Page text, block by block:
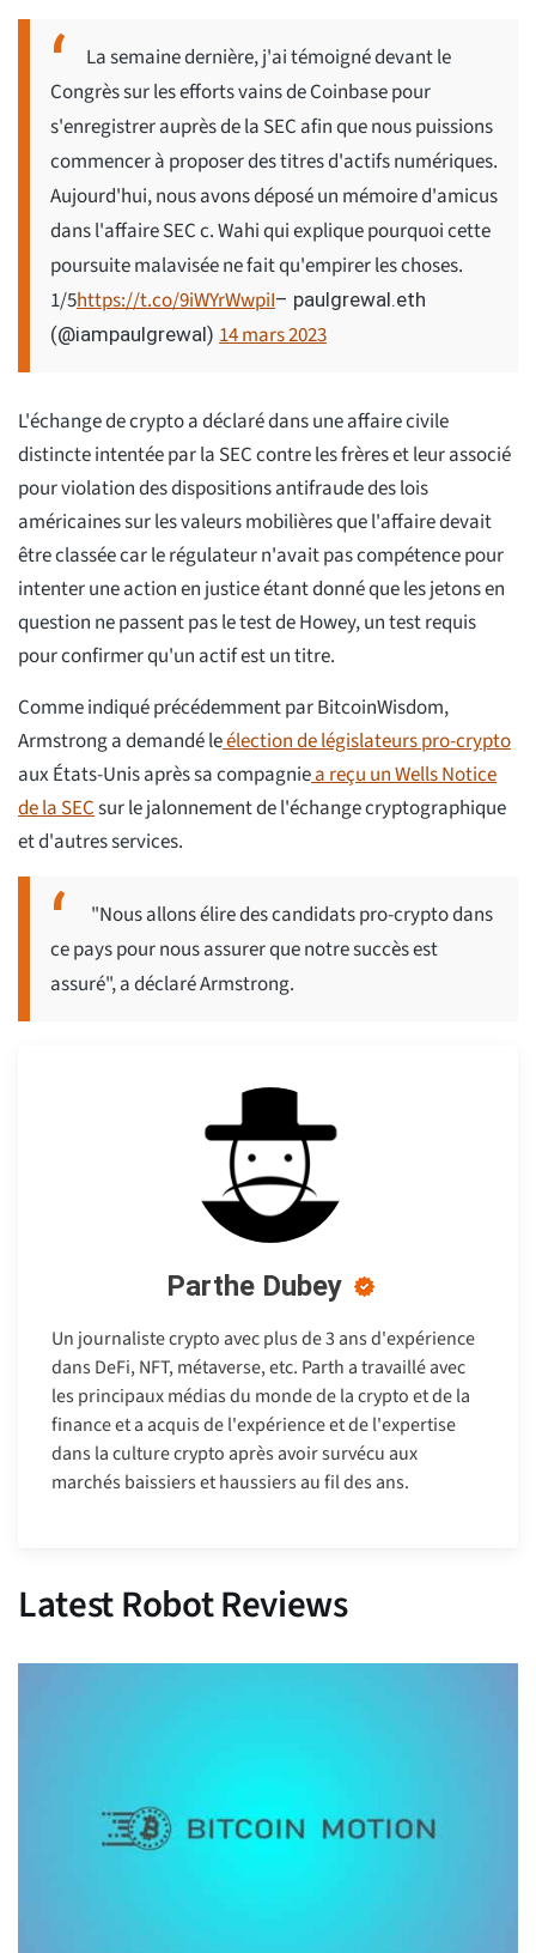
La semaine dernière, j'ai témoigné devant le
Congrès sur les efforts vains de Coinbase pour
s'enregistrer auprès de la SEC afin que nous puissions
commencer à proposer des titres d'actifs numériques.
Aujourd'hui, nous avons déposé un mémoire d'amicus
dans l'affaire SEC c. Wahi qui explique pourquoi cette
poursuite malavisée ne fait qu'empirer les choses.
1/5https://t.co/9iWYrWwpiI– paulgrewal.eth
(@iampaulgrewal) 14 mars 2023
L'échange de crypto a déclaré dans une affaire civile
distincte intentée par la SEC contre les frères et leur associé
pour violation des dispositions antifraude des lois
américaines sur les valeurs mobilières que l'affaire devait
être classée car le régulateur n'avait pas compétence pour
intenter une action en justice étant donné que les jetons en
question ne passent pas le test de Howey, un test requis
pour confirmer qu'un actif est un titre.
Comme indiqué précédemment par BitcoinWisdom,
Armstrong a demandé leélection de législateurs pro-crypto
aux États-Unis après sa compagniea reçu un Wells Notice
de la SECsur le jalonnement de l'échange cryptographique
et d'autres services.
"Nous allons élire des candidats pro-crypto dans
ce pays pour nous assurer que notre succès est
assuré", a déclaré Armstrong.
Parthe Dubey
Un journaliste crypto avec plus de 3 ans d'expérience
dans DeFi, NFT, métaverse, etc. Parth a travaillé avec
les principaux médias du monde de la crypto et de la
finance et a acquis de l'expérience et de l'expertise
dans la culture crypto après avoir survécu aux
marchés baissiers et haussiers au fil des ans.
Latest Robot Reviews